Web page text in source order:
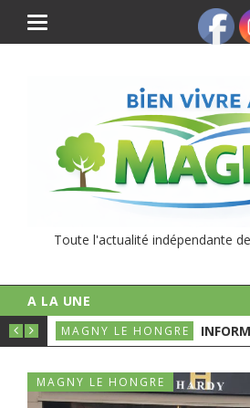
Toute l'actualité indépendante
A LA UNE
MAGNY LE HONGRE INFORMATIONS
MAGNY LE HONGRE